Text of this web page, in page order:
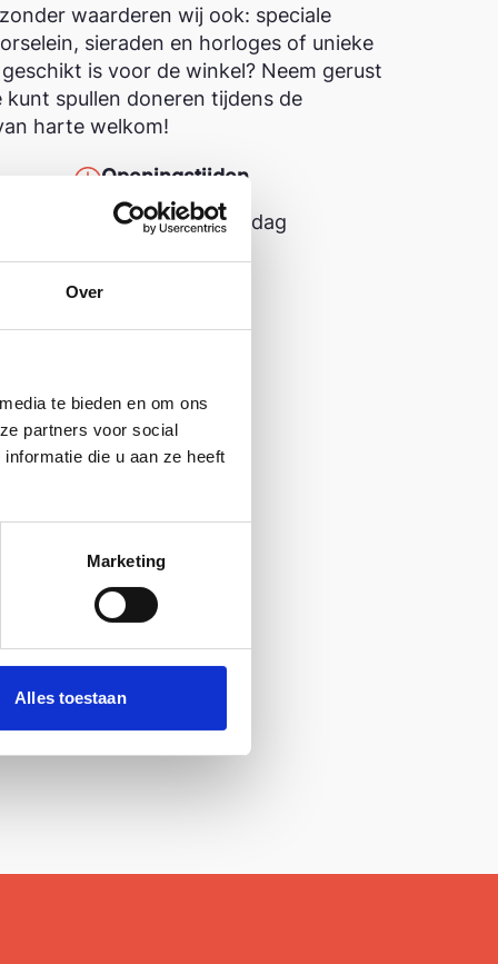
Over
te bieden en om ons
partners voor social
die u aan ze heeft
Marketing
Alles toestaan
waarderen wij ook: speciale
sieraden en horloges of unieke
is voor de winkel? Neem gerust
spullen doneren tijdens de
harte welkom!
Openingstijden
Dinsdag t/m Vrijdag
11:00 - 14:00